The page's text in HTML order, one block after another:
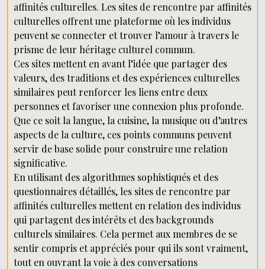
affinités culturelles. Les sites de rencontre par affinités
culturelles offrent une plateforme où les individus
peuvent se connecter et trouver l’amour à travers le
prisme de leur héritage culturel commun.
Ces sites mettent en avant l’idée que partager des
valeurs, des traditions et des expériences culturelles
similaires peut renforcer les liens entre deux
personnes et favoriser une connexion plus profonde.
Que ce soit la langue, la cuisine, la musique ou d’autres
aspects de la culture, ces points communs peuvent
servir de base solide pour construire une relation
significative.
En utilisant des algorithmes sophistiqués et des
questionnaires détaillés, les sites de rencontre par
affinités culturelles mettent en relation des individus
qui partagent des intérêts et des backgrounds
culturels similaires. Cela permet aux membres de se
sentir compris et appréciés pour qui ils sont vraiment,
tout en ouvrant la voie à des conversations